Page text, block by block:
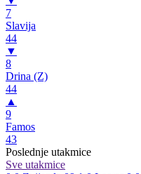
7
Slavija
44
▼
8
Drina (Z)
44
▲
9
Famos
43
Poslednje utakmice
Sve utakmice